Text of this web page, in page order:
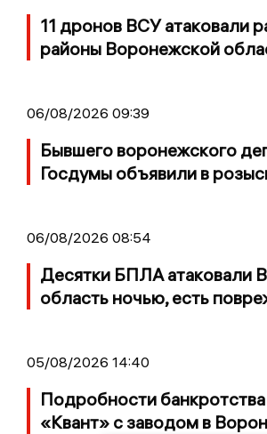
11 дронов ВСУ атаковали
районы Воронежской
06/08/2026 09:39
Бывшего воронежского
Госдумы объявили в
06/08/2026 08:54
Десятки БПЛА атаковали
область ночью, есть
05/08/2026 14:40
Подробности
«Квант» с заводом в